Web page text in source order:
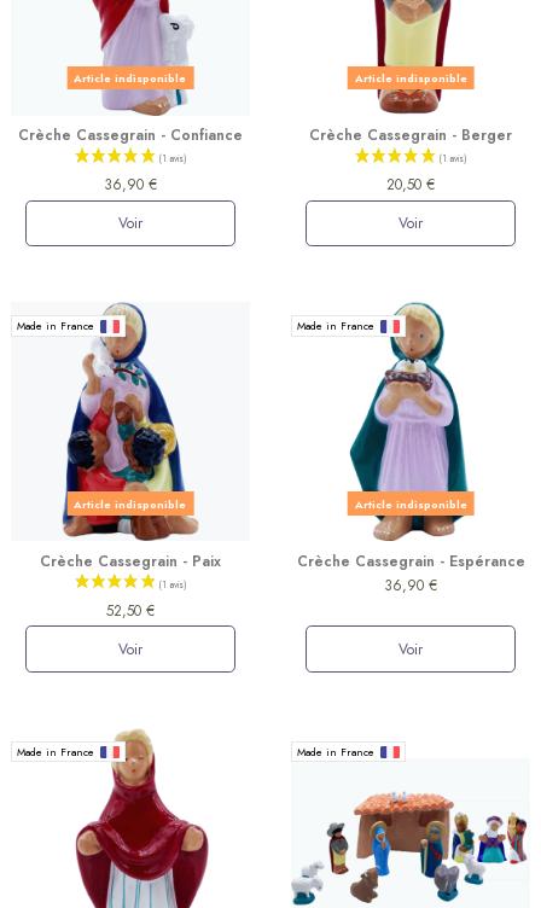
(2 avis)
Article indisponible
Crèche Cassegrain - Confiance
36,90 €
Voir
Article indisponible
Crèche Cassegrain - Berger
20,50 €
Voir
Made in France
Article indisponible
Crèche Cassegrain - Paix
52,50 €
Voir
Made in France
Article indisponible
Crèche Cassegrain - Espérance
36,90 €
Voir
Made in France Made in France